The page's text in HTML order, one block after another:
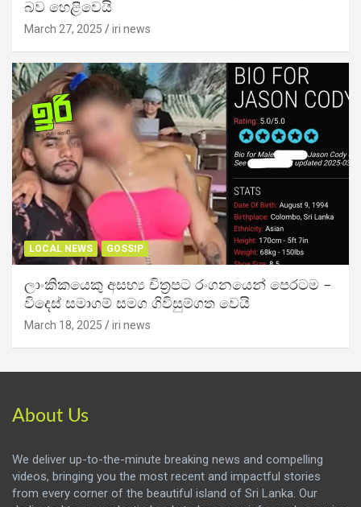
බව හෙළිවෙයි
March 27, 2025 iri news
LOCAL NEWS GOSSIP
ලාංකිකයෙකු අසභ්‍ය චිත්‍රපට රංගනයෙන් පෙරටම –
විදෙස් සමාගම් සමග ගිවිසුම්ගත වෙයි
March 18, 2025 iri news
About Us
We deliver up-to-the-minute breaking news and compelling
videos, bringing you the most recent and impactful stories
from every corner of the beautiful island of Sri Lanka. Our